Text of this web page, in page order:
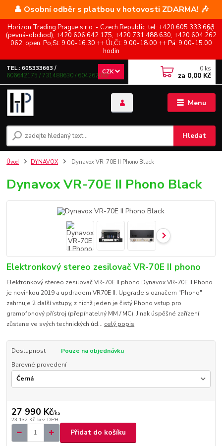
👤 Osobní odběr s platbou v hotovosti ZDARMA! 🎶
Horizon Trading Prague s.r.o. - Czech Republic, tel: +420 605 333 663
(pevná-obchod), +420 606 642 175, +420 731 488 630, +420 604 262
062, open: Po,St: 9.00-16.30 ++ Út,Čt: 9.00-18.00 ++ Pá: 9.00-15.00
hodin
Menu
CZK
Hledat
TEL.: 605333663 /
606642175 / 731488630 / 604262062
0 ks
za 0,00 Kč
Úvod DYNAVOX Dynavox VR-70E II Phono Black
Dynavox VR-70E II Phono Black
Elektronkový stereo zesilovač VR-70E II phono
Elektronkový stereo zesilovač VR-70E II phono Dynavox VR-70E II Phono
je novinkou 2019 a updradem VR70E II. Upgrade s označem "Phono"
zahrnuje 2 další vstupy, z nichž jeden je čistý Phono vstup pro
gramofonový přístroj (přepínatelný MM / MC). Jinak úspěšné zařízení
zůstane ve svých technických úd... celý popis
Dostupnost
Pouze na objednávku
Barevné provedení
27 990 Kč/ks
23 132 Kč bez DPH
Přidat do košíku